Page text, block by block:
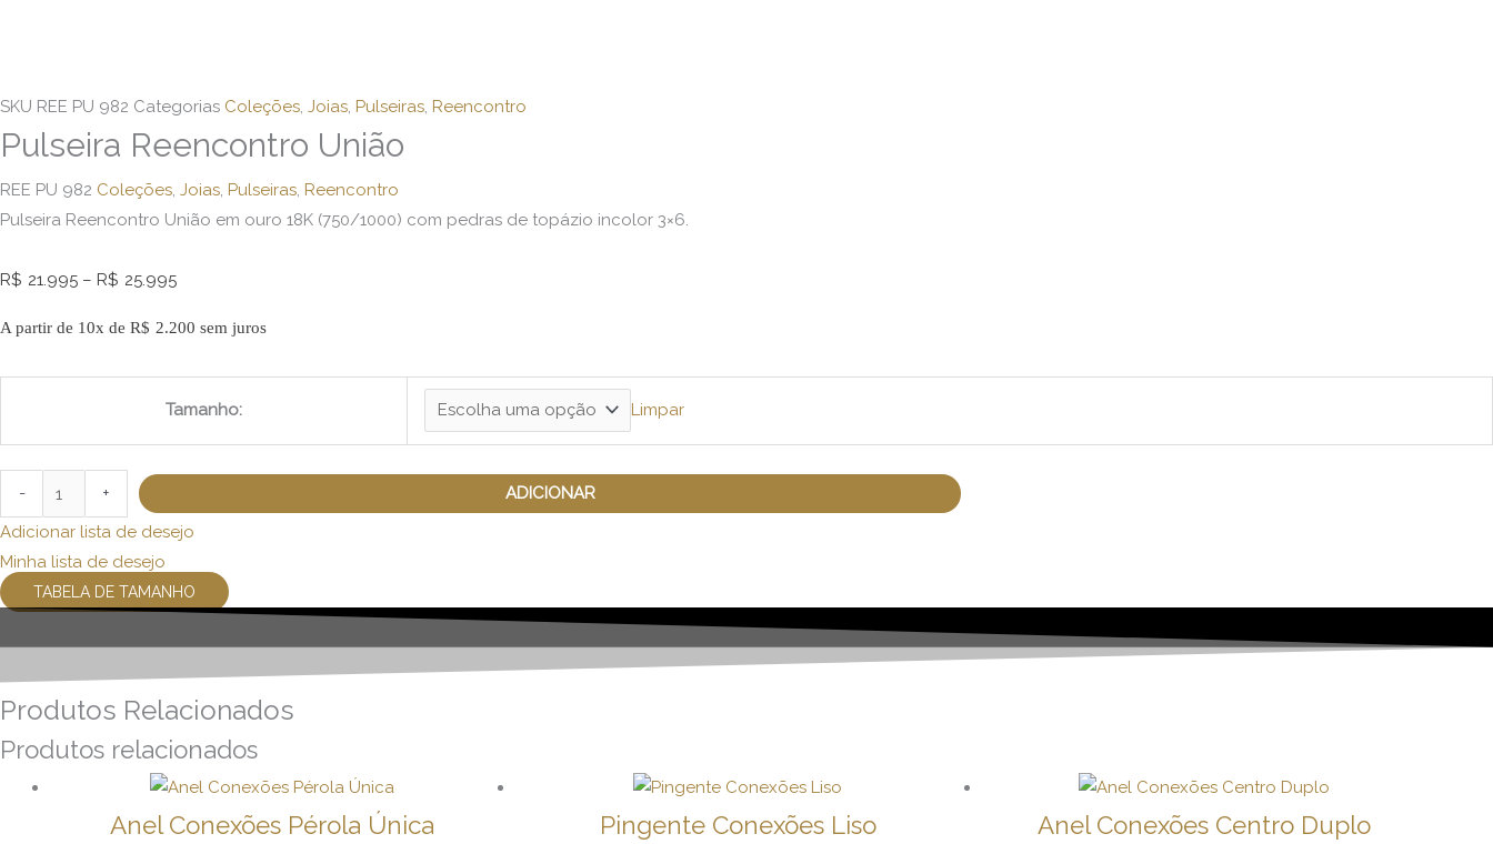
SKU REE PU 982 Categorias Coleções, Joias, Pulseiras, Reencontro
Pulseira Reencontro União
REE PU 982 Coleções, Joias, Pulseiras, Reencontro
Pulseira Reencontro União em ouro 18K (750/1000) com pedras de topázio incolor 3×6.
R$ 21.995 – R$ 25.995
A partir de 10x de R$ 2.200 sem juros
Tamanho: Limpar
- +
ADICIONAR
Adicionar lista de desejo
Minha lista de desejo
TABELA DE TAMANHO
Produtos Relacionados
Produtos relacionados
Anel Conexões Pérola Única Pingente Conexões Liso Anel Conexões Centro Duplo